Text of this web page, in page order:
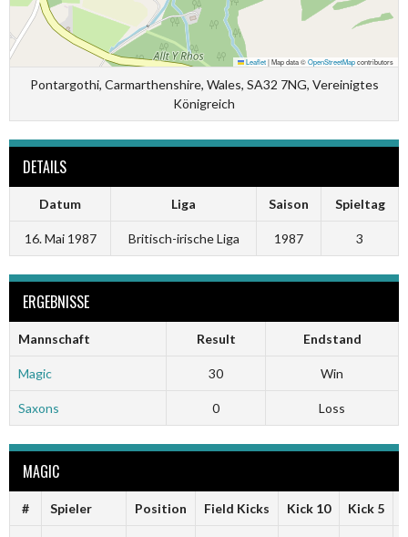
Leaflet|Map data ©OpenStreetMapcontributors
Pontargothi, Carmarthenshire, Wales, SA32 7NG, Vereinigtes
Königreich
DETAILS
Datum Liga Saison Spieltag
16. Mai 1987 Britisch-irische Liga 1987 3
ERGEBNISSE
Mannschaft Result Endstand
Magic 30 Win
Saxons 0 Loss
MAGIC
# Spieler Position Field Kicks Kick 10 Kick 5